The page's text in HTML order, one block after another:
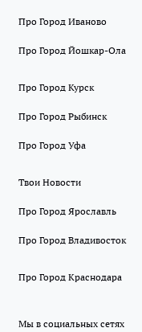
Про Город Иваново
Про Город Йошкар-Ола
Про Город Курск
Про Город Рыбинск
Про Город Уфа
Твои Новости
Про Город Ярославль
Про Город Владивосток
Про Город Краснодара
Мы в социальных сетях